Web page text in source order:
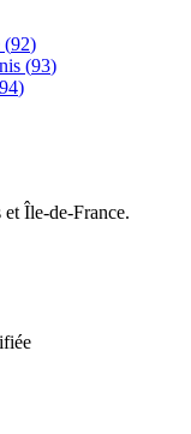
(92)
(93)
94)
et Île-de-France.